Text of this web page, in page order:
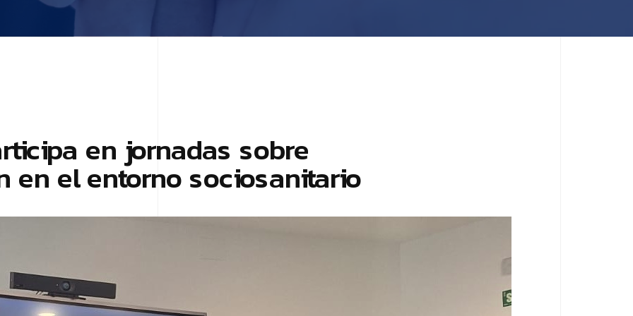
rticipa en jornadas sobre
enelentorno sociosanitario